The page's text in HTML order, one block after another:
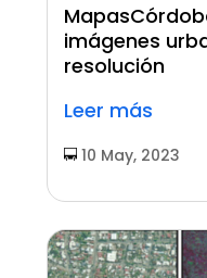
imágenes
resolución
Leer más
10 May, 2023